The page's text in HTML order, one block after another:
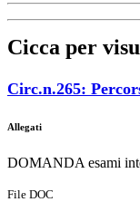
Cicca per
Circ.n.265:
Allegati
DOMANDA esami
File DOC